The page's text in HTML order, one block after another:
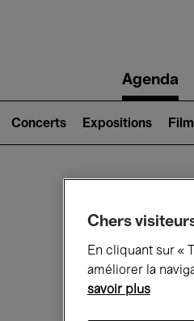
navigationAgenda
Concerts Expositions
Ce
Chers
En cliquant sur «
améliorer la
savoir plus